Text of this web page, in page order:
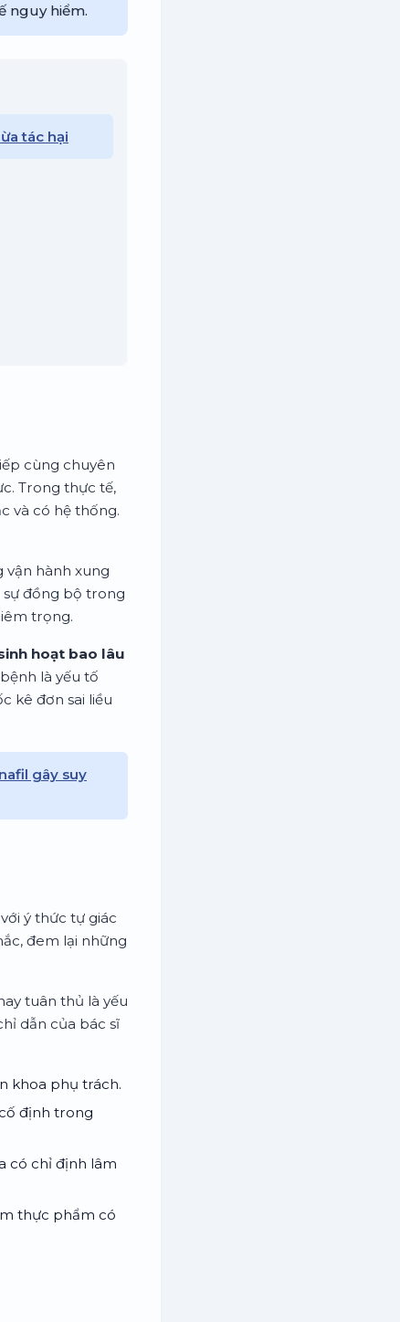
nguy hiểm.
tác hại
cùng chuyên
Trong thực tế,
và có hệ thống.
hành xung
sự đồng bộ trong
trọng.
hoạt bao lâu
là yếu tố
kê đơn sai liều
gây suy
ý thức tự giác
đem lại những
tuân thủ là yếu
dẫn của bác sĩ
khoa phụ trách.
định trong
có chỉ định lâm
thực phẩm có